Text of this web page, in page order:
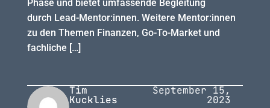
Phase und bietet umfassende Begleitung
durch Lead-Mentor:innen. Weitere Mentor:innen
zu den Themen Finanzen, Go-To-Market und
fachliche […]
Tim
Kucklies
September 15,
2023